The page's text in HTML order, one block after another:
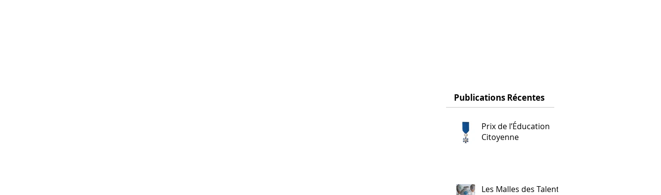
Publications Récentes
Prix de l’Éducation
Citoyenne
Les Malles des Talents